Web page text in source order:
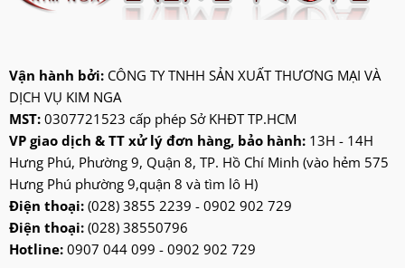
jiplai
kangaroo
kangen
kdk
ktp
lifan
Mitsubishi
nanoco
ninosun
Vận hành bởi: CÔNG TY TNHH SẢN XUẤT THƯƠNG MẠI VÀ
DỊCH VỤ KIM NGA
MST: 0307721523 cấp phép Sở KHĐT TP.HCM
VP giao dịch & TT xử lý đơn hàng, bảo hành:13H - 14H
Hưng Phú, Phường 9, Quận 8, TP. Hồ Chí Minh (vào hẻm 575
Hưng Phú phường 9,quận 8 và tìm lô H)
Điện thoại: (028) 3855 2239 - 0902 902 729
Điện thoại: (028) 38550796
Hotline:0907 044 099 - 0902 902 729